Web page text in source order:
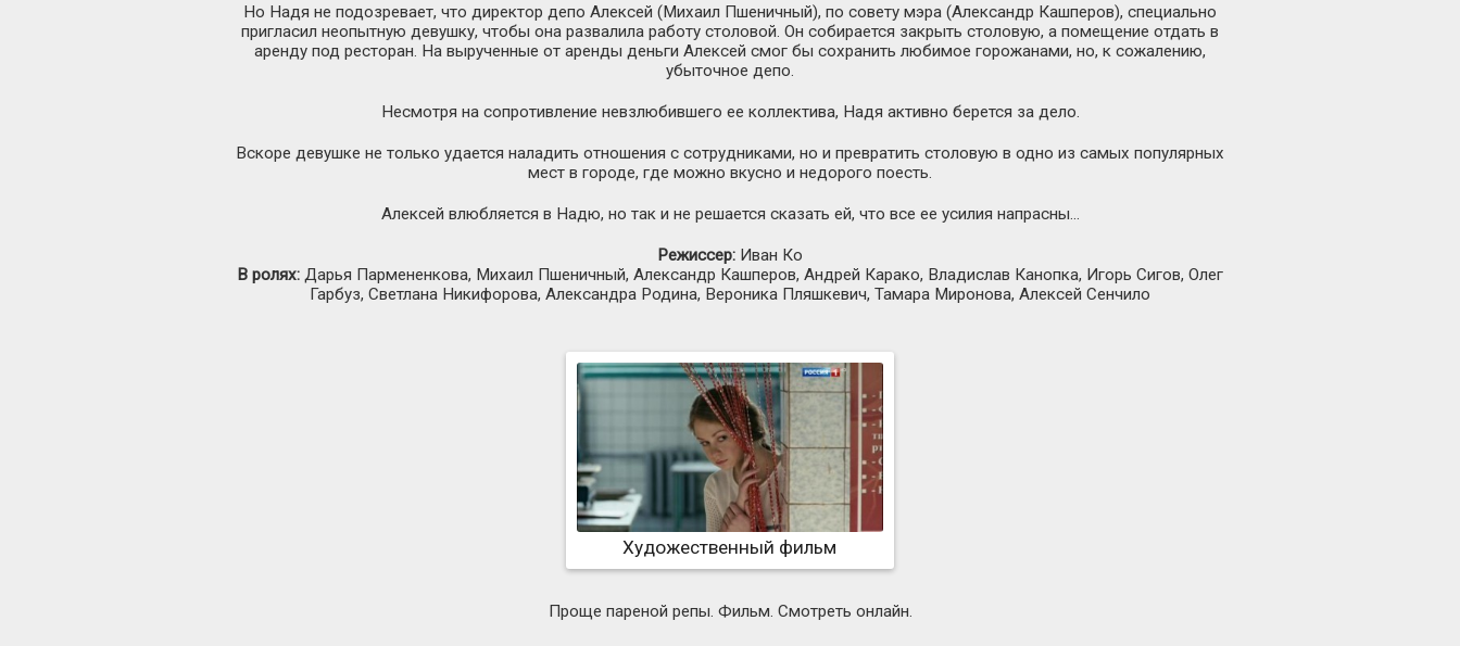
Но Надя не подозревает, что директор депо Алексей (Михаил Пшеничный), по совету мэра (Александр Кашперов), специально
пригласил неопытную девушку, чтобы она развалила работу столовой. Он собирается закрыть столовую, а помещение отдать в
аренду под ресторан. На вырученные от аренды деньги Алексей смог бы сохранить любимое горожанами, но, к сожалению,
убыточное депо.
Несмотря на сопротивление невзлюбившего ее коллектива, Надя активно берется за дело.
Вскоре девушке не только удается наладить отношения с сотрудниками, но и превратить столовую в одно из самых популярных
мест в городе, где можно вкусно и недорого поесть.
Алексей влюбляется в Надю, но так и не решается сказать ей, что все ее усилия напрасны…
Режиссер: Иван Ко
В ролях: Дарья Пармененкова, Михаил Пшеничный, Александр Кашперов, Андрей Карако, Владислав Канопка, Игорь Сигов, Олег
Гарбуз, Светлана Никифорова, Александра Родина, Вероника Пляшкевич, Тамара Миронова, Алексей Сенчило
Художественный фильм
Проще пареной репы. Фильм. Смотреть онлайн.